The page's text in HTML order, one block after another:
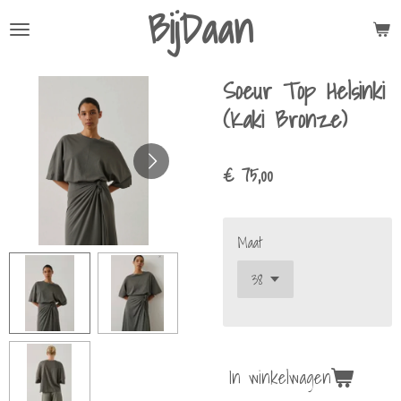
direct
hoofdinhoud
BijDaan
Soeur Top Helsinki
(Kaki Bronze)
€ 75,00
Maat
In winkelwagen